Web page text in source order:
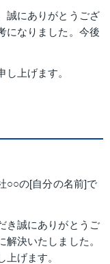
誠にありがとうござ
になりました。今後
上げます。
○○の[自分の名前]で
き誠にありがとうご
決いたしました。
げます。